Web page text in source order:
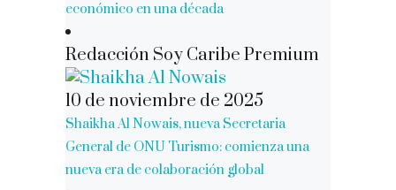
económico en una década
Redacción Soy Caribe Premium
10 de noviembre de 2025
Shaikha Al Nowais, nueva Secretaria
General de ONU Turismo: comienza una
nueva era de colaboración global